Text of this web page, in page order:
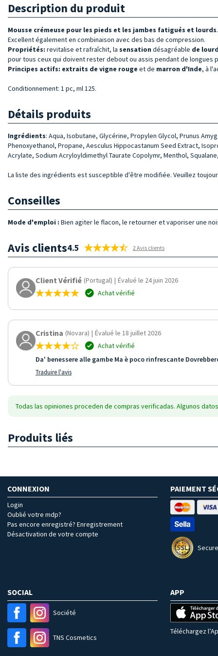
Description du produit
Mousse crémeuse pour les pieds et les jambes fatigués et lourds.
Excellent également en combinaison avec des bas de compression.
Propriétés: revitalise et rafraîchit, la sensation désagréable de
pour tous ceux qui doivent rester debout ou assis pendant de longues
Principes actifs: extraits de vigne rouge et de marron d'Inde, à
Conditionnement: 1 pc, ml 125.
Détails produits
Ingrédients: Aqua, Isobutane, Glycérine, Propylen Glycol, Prunus
Phenoxyethanol, Propane, Aesculus Hippocastanum Seed Extract,
Acrylate, Sodium Acryloyldimethyl Taurate Copolymr, Menthol,
La liste des ingrédients est susceptible d'être modifiée. Veuillez
Conseilles
Mode d'emploi : Bien agiter le flacon, le retourner et vaporiser une
Avis clients4.5 2 Avis clients
Client Vérifié (Portugal) | Évalué le 24 juin 2026
Achat vérifié
Cristina (Novara) | Évalué le 18 juillet 2026
Achat vérifié
Da' benessere alle gambe Ma è poco rinfrescante
Traduire l'avis
Todas las opiniones proceden de compras verificadas. Algunos
Produits liés
CONNEXION
Login
Oublié votre mdp?
Pas encore enregistré? Enregistrement
Désactivation de votre compte
PAIEMENT
SOCIAL
Société
TNS Cosmetics
APP
Téléchargez